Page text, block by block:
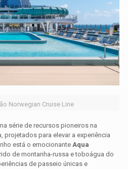
Norwegian Cruise Line
série de recursos pioneiros na
projetados para elevar a experiência
está o emocionanteAqua
de montanha-russa e toboágua do
de passeio únicas e